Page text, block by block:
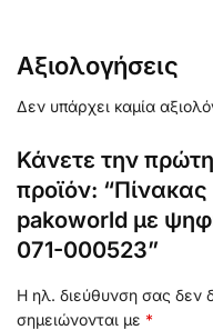
Αξιολογήσεις
Δεν υπάρχει καμία
Κάνετε την
προϊόν:
pakoworld με
071-000523”
Η ηλ. διεύθυνση σας δεν
σημειώνονται με *